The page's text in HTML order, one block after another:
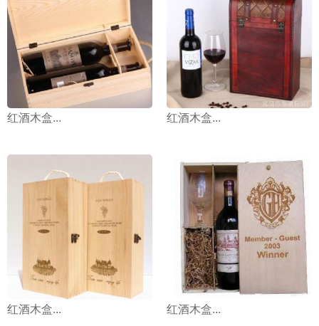
红酒木盒... 红酒木盒...
红酒木盒... 红酒木盒...